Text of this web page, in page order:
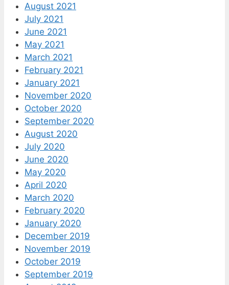
August 2021
July 2021
June 2021
May 2021
March 2021
February 2021
January 2021
November 2020
October 2020
September 2020
August 2020
July 2020
June 2020
May 2020
April 2020
March 2020
February 2020
January 2020
December 2019
November 2019
October 2019
September 2019